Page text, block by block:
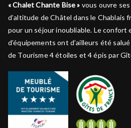
« Chalet Chante Bise » vous ouvre
d’altitude de Châtel dans le Chablais
pour un séjour inoubliable. Le confort
d’équipements ont d’ailleurs été
de Tourisme 4 étoiles et 4 épis par